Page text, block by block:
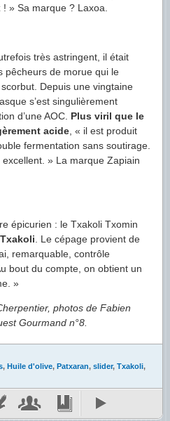
» Sa marque ? Laxoa.
très astringent, il était
pêcheurs de morue qui le
Depuis une vingtaine
s’est singulièrement
d’une AOC. Plus viril que le
acide, « il est produit
fermentation sans soutirage.
» La marque Zapiain
épicurien : le Txakoli Txomin
. Le cépage provient de
remarquable, contrôle
bout du compte, on obtient un
»
photos de Fabien
Gourmand n°8.
, Huile d'olive, Patxaran, slider, Txakoli,